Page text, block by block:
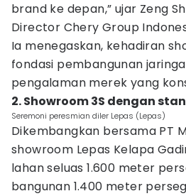
brand ke depan,” ujar Zeng
Director Chery Group
Ia menegaskan, kehadiran
fondasi pembangunan
pengalaman merek yang
2. Showroom 3S dengan
Seremoni peresmian diler Lepas (Lepas)
Dikembangkan bersama PT
showroom Lepas Kelapa
lahan seluas 1.600 meter
bangunan 1.400 meter